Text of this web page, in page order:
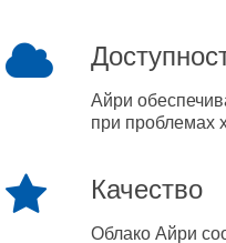
Айри
при проблемах
Качество
Облако Айри